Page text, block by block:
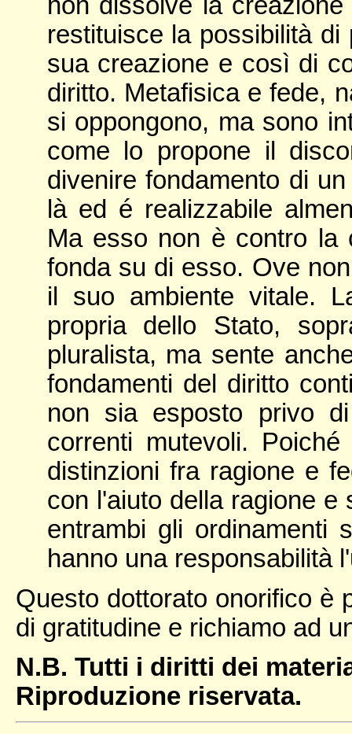
non dissolve la
restituisce la possibilità
sua creazione e così di
diritto. Metafisica e fede,
si oppongono, ma sono
come lo propone il
divenire fondamento di
là ed é realizzabile
Ma esso non è contro la
fonda su di esso. Ove
il suo ambiente vitale.
propria dello Stato,
pluralista, ma sente
fondamenti del diritto
non sia esposto privo
correnti mutevoli.
distinzioni fra ragione e
con l'aiuto della ragione e
entrambi gli ordinamenti
hanno una responsabilità
Questo dottorato onorifico è
di gratitudine e richiamo ad
N.B. Tutti i diritti dei
Riproduzione riservata.